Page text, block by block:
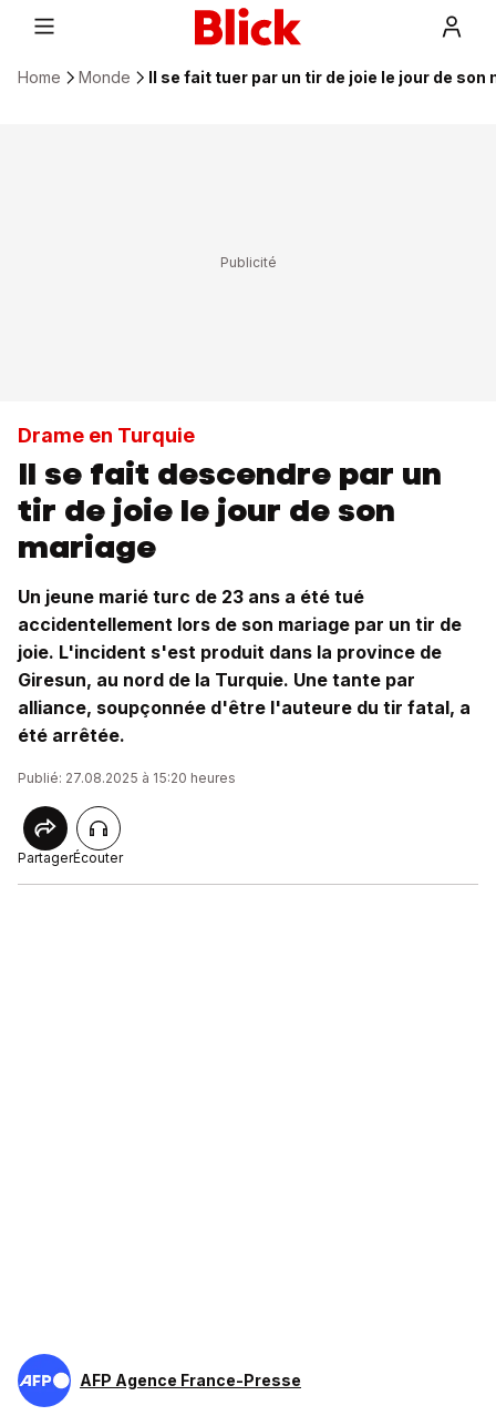
Home Monde Il se fait tuer par un tir de joie le jour de son
Drame en Turquie
Il se fait descendre par un
tir de joie le jour de son
mariage
Un jeune marié turc de 23 ans a été tué
accidentellement lors de son mariage par un tir de
joie. L'incident s'est produit dans la province de
Giresun, au nord de la Turquie. Une tante par
alliance, soupçonnée d'être l'auteure du tir fatal, a
été arrêtée.
Publié: 27.08.2025 à 15:20 heures
PartagerÉcouter
AFP Agence France-Presse